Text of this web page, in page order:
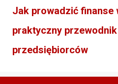
Jak prowadzić finanse
praktyczny
przedsiębiorców